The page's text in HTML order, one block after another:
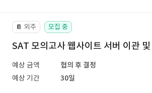
📔 외주 모집 중
SAT 모의고사 웹사이트 서버 이관
예상 금액
협의 후 결정
예상 기간
30일